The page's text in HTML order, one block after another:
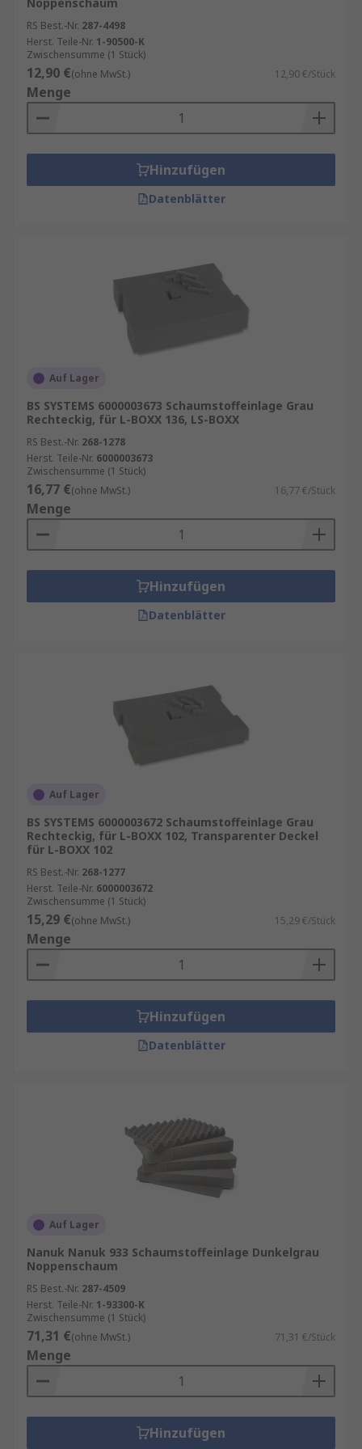
RS Best.-Nr. 287-4498
Herst. Teile-Nr. 1-90500-K
Zwischensumme (1 Stück)
12,90 €(ohne MwSt.) 12,90 €/Stück
Menge
Hinzufügen
Datenblätter
Auf Lager
BS SYSTEMS 6000003673 Schaumstoffeinlage Grau
Rechteckig, für L-BOXX 136, LS-BOXX
RS Best.-Nr. 268-1278
Herst. Teile-Nr. 6000003673
Zwischensumme (1 Stück)
16,77 €(ohne MwSt.) 16,77 €/Stück
Menge
Hinzufügen
Datenblätter
Auf Lager
BS SYSTEMS 6000003672 Schaumstoffeinlage Grau
Rechteckig, für L-BOXX 102, Transparenter Deckel
für L-BOXX 102
RS Best.-Nr. 268-1277
Herst. Teile-Nr. 6000003672
Zwischensumme (1 Stück)
15,29 €(ohne MwSt.) 15,29 €/Stück
Menge
Hinzufügen
Datenblätter
Auf Lager
Nanuk Nanuk 933 Schaumstoffeinlage Dunkelgrau
Noppenschaum
RS Best.-Nr. 287-4509
Herst. Teile-Nr. 1-93300-K
Zwischensumme (1 Stück)
71,31 €(ohne MwSt.) 71,31 €/Stück
Menge
Hinzufügen